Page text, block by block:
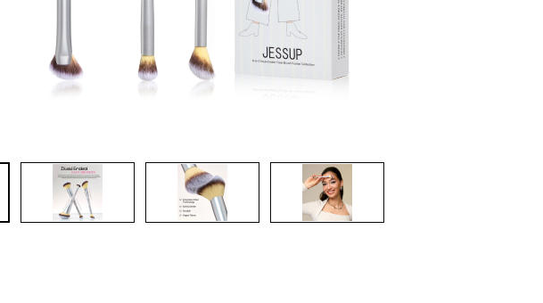
CREARE UN ACCOUNT